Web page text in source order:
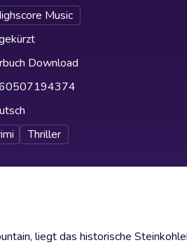
Music
Download
Thriller
liegt das historische